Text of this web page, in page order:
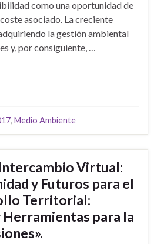
como una oportunidad de
asociado. La creciente
la gestión ambiental
y, por consiguiente, …
, Medio Ambiente
Virtual:
y Futuros para el
Territorial:
Herramientas para la